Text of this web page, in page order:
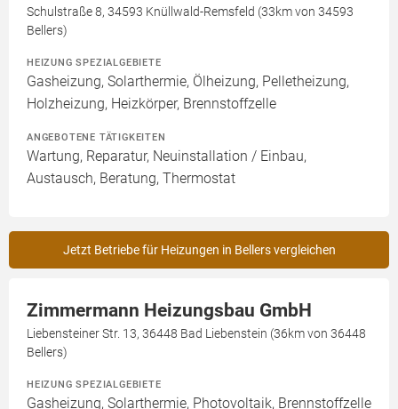
Schulstraße 8, 34593 Knüllwald-Remsfeld (33km von 34593
Bellers)
HEIZUNG SPEZIALGEBIETE
Gasheizung, Solarthermie, Ölheizung, Pelletheizung,
Holzheizung, Heizkörper, Brennstoffzelle
ANGEBOTENE TÄTIGKEITEN
Wartung, Reparatur, Neuinstallation / Einbau,
Austausch, Beratung, Thermostat
Jetzt Betriebe für Heizungen in Bellers vergleichen
Zimmermann Heizungsbau GmbH
Liebensteiner Str. 13, 36448 Bad Liebenstein (36km von 36448
Bellers)
HEIZUNG SPEZIALGEBIETE
Gasheizung, Solarthermie, Photovoltaik, Brennstoffzelle